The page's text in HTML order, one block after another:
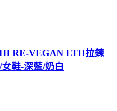
RE-VEGAN LTH拉鍊
鞋-深藍/奶白